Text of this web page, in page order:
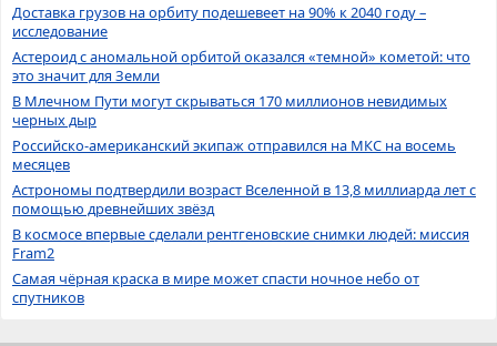
Доставка грузов на орбиту подешевеет на 90% к 2040 году –
исследование
Астероид с аномальной орбитой оказался «темной» кометой: что
это значит для Земли
В Млечном Пути могут скрываться 170 миллионов невидимых
черных дыр
Российско-американский экипаж отправился на МКС на восемь
месяцев
Астрономы подтвердили возраст Вселенной в 13,8 миллиарда лет с
помощью древнейших звёзд
В космосе впервые сделали рентгеновские снимки людей: миссия
Fram2
Самая чёрная краска в мире может спасти ночное небо от
спутников